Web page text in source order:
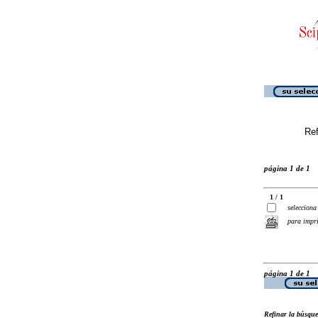
página 1 de 1
1 / 1
selecciona
para
página 1 de 1
Refinar la